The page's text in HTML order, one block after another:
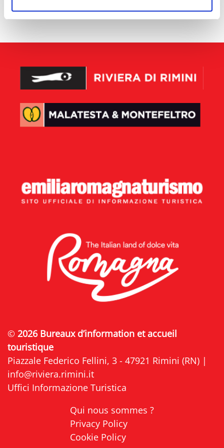
aucun résultat disponible
© 2026 Bureaux d’information et accueil
touristique
Piazzale Federico Fellini, 3 - 47921 Rimini (RN) |
info@riviera.rimini.it
Uffici Informazione Turistica
Qui nous sommes ?
Privacy Policy
Cookie Policy